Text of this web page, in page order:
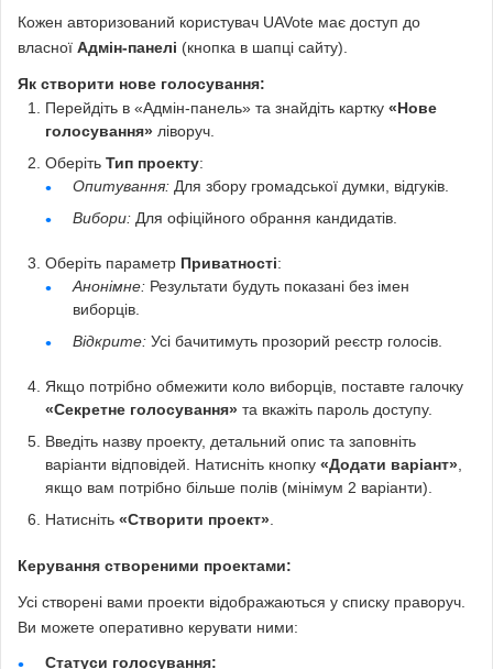
Кожен авторизований користувач UAVote має доступ до
власної Адмін-панелі (кнопка в шапці сайту).
Як створити нове голосування:
Перейдіть в «Адмін-панель» та знайдіть картку «Нове
голосування» ліворуч.
Оберіть Тип проекту:
Опитування: Для збору громадської думки, відгуків.
Вибори: Для офіційного обрання кандидатів.
Оберіть параметр Приватності:
Анонімне: Результати будуть показані без імен
виборців.
Відкрите: Усі бачитимуть прозорий реєстр голосів.
Якщо потрібно обмежити коло виборців, поставте галочку
«Секретне голосування» та вкажіть пароль доступу.
Введіть назву проекту, детальний опис та заповніть
варіанти відповідей. Натисніть кнопку «Додати варіант»
якщо вам потрібно більше полів (мінімум 2 варіанти).
Натисніть «Створити проект»
Керування створеними проектами:
Усі створені вами проекти відображаються у списку праворуч.
Ви можете оперативно керувати ними:
Статуси голосування: